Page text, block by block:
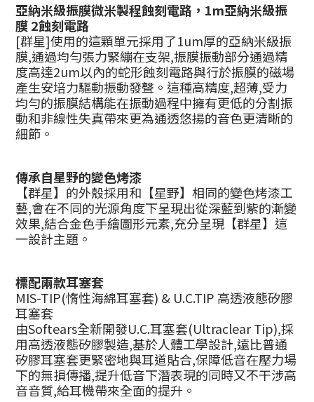
亞納米級振膜微米製程蝕刻電路， 1m亞納米級振
膜 2蝕刻電路
[群星]使用的這顆單元採用了1um厚的亞納米級振
膜,通過均勻張力緊繃在支架,振膜振動部分通過精
度高達2um以內的蛇形蝕刻電路與行於振膜的磁場
產生安培力驅動振動發聲。這種高精度,超薄,受力
均勻的振膜結構能在振動過程中擁有更低的分割振
動和非線性失真帶來更為通透悠揚的音色更清晰的
細節。
傳承自星野的變色烤漆
【群星】的外殼採用和【星野】相同的變色烤漆工
藝,會在不同的光源角度下呈現出從深藍到紫的漸變
效果,結合金色手繪圖形元素,充分呈現【群星】這
一設計主題。
標配兩款耳塞套
MIS-TIP(惰性海綿耳塞套) & U.C.TIP 高透液態矽膠
耳塞套
由Softears全新開發U.C.耳塞套(Ultraclear Tip),採
用高透液態矽膠製造,基於人體工學設計,遠比普通
矽膠耳塞套更緊密地與耳道貼合,保障低音在壓力場
下的無損傳播,提升低音下潛表現的同時又不干涉高
音音質,給耳機帶來全面的提升。